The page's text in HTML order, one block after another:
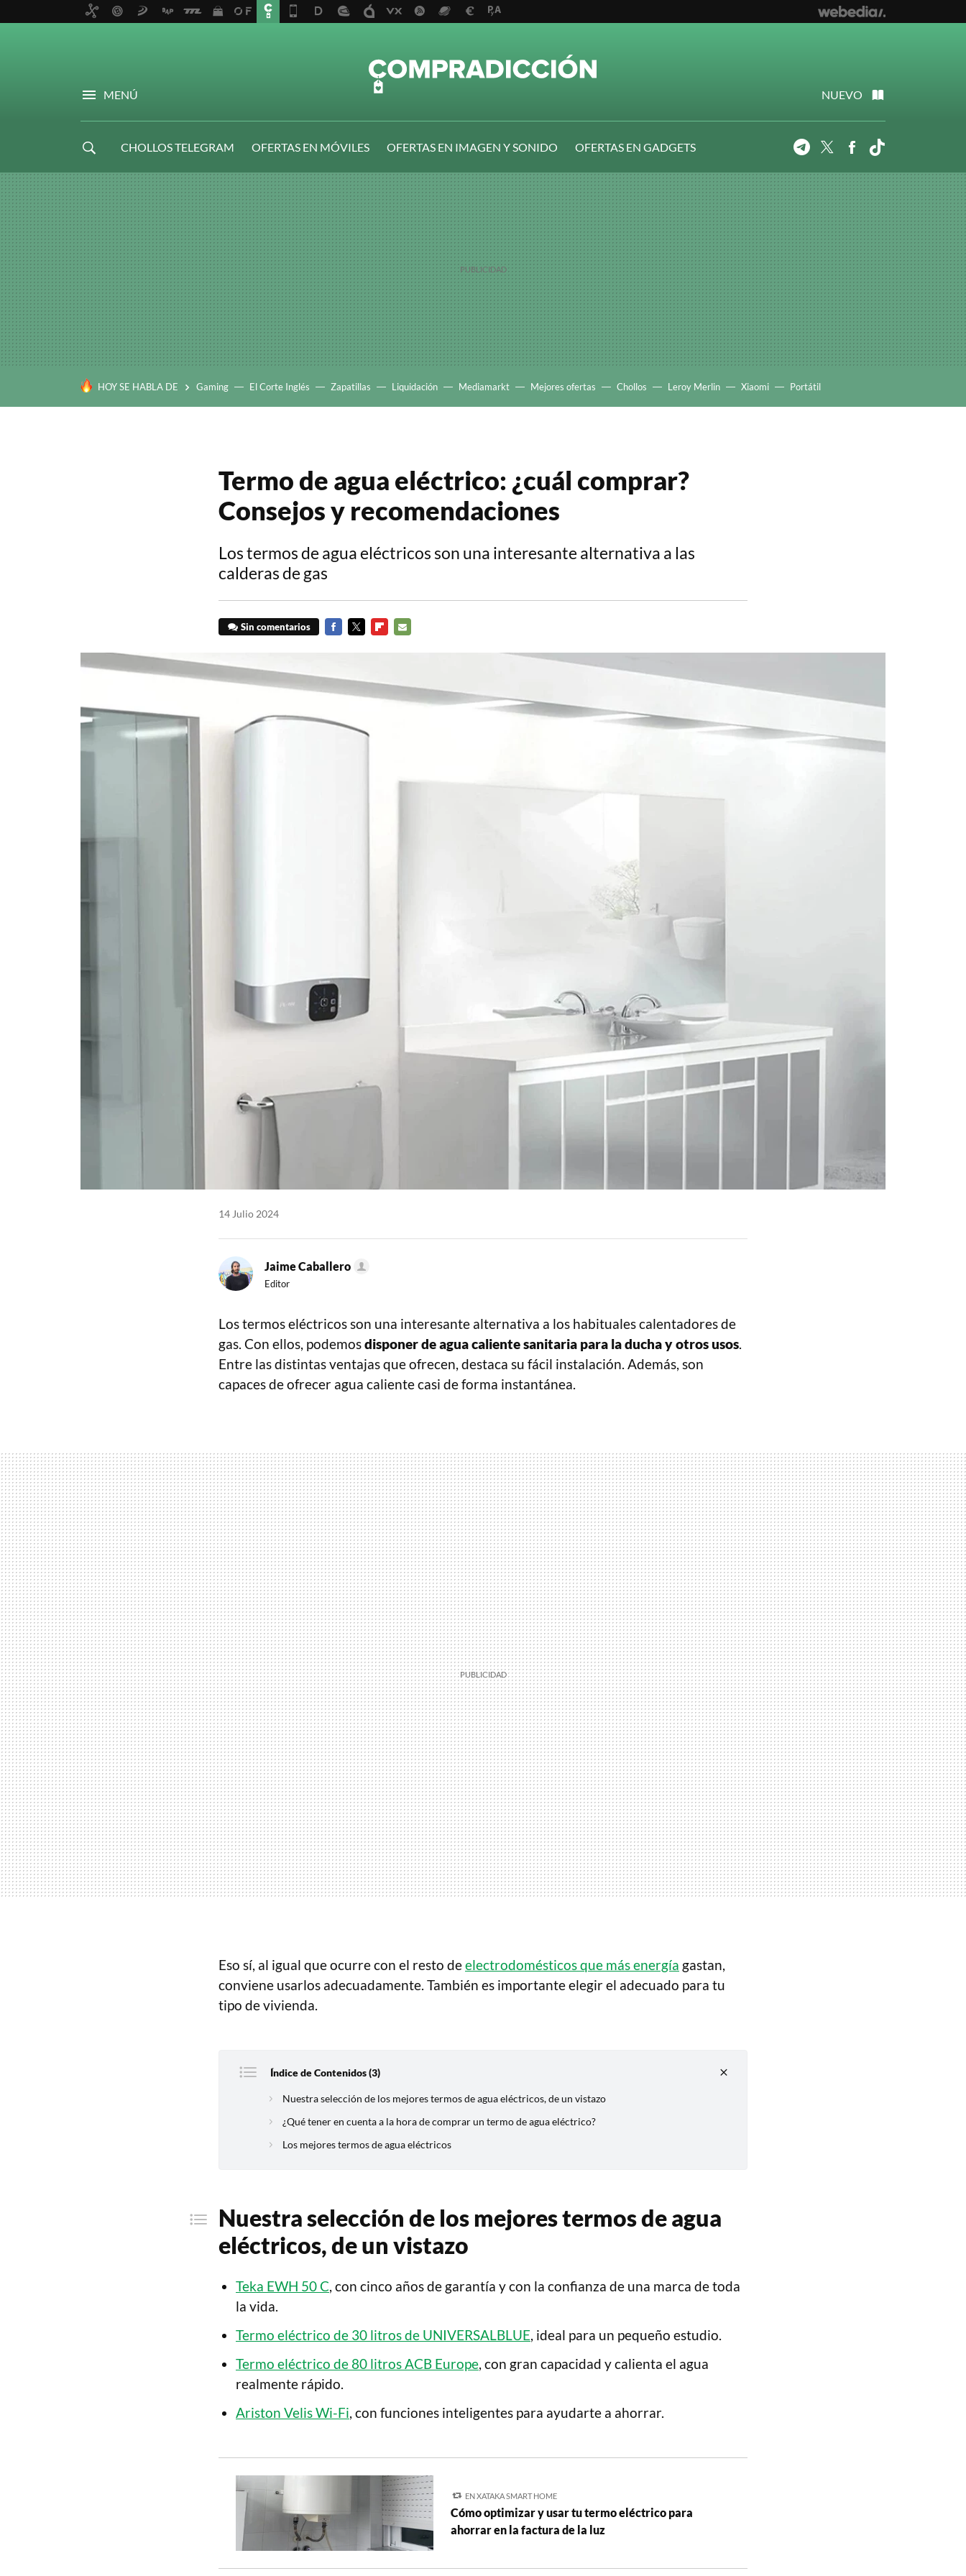
MENÚ NUEVO
CHOLLOS TELEGRAM OFERTAS EN MÓVILES OFERTAS EN IMAGEN Y SONIDO
OFERTAS EN GADGETS
TelegramTwitterFacebook
HOY SE HABLA DE Gaming El Corte Inglés Zapatillas Liquidación Mediamarkt Mejores ofertas Chollos Leroy Merlin Xiaomi Portátil
Termo de agua eléctrico: ¿cuál comprar?
Consejos y recomendaciones
Los termos de agua eléctricos son una interesante alternativa a las
calderas de gas
Sin comentarios
14 Julio 2024
Jaime Caballero
Editor
Los termos eléctricos son una interesante alternativa a los habituales calentadores de
gas. Con ellos, podemosdisponer de agua caliente sanitaria para la ducha y otros usos.
Entre las distintas ventajas que ofrecen, destaca su fácil instalación. Además, son
capaces de ofrecer agua caliente casi de forma instantánea.
Eso sí, al igual que ocurre con el resto deelectrodomésticos que más energía gastan,
conviene usarlos adecuadamente. También es importante elegir el adecuado para tu
tipo de vivienda.
Índice de Contenidos (3)
Nuestra selección de los mejores termos de agua eléctricos, de un vistazo
¿Qué tener en cuenta a la hora de comprar un termo de agua eléctrico?
Los mejores termos de agua eléctricos
Nuestra selección de los mejores termos de agua
eléctricos, de un vistazo
Teka EWH 50 C, con cinco años de garantía y con la confianza de una marca de toda
la vida.
Termo eléctrico de 30 litros de UNIVERSALBLUE, ideal para un pequeño estudio.
Termo eléctrico de 80 litros ACB Europe, con gran capacidad y calienta el agua
realmente rápido.
Ariston Velis Wi-Fi, con funciones inteligentes para ayudarte a ahorrar.
EN XATAKA SMART HOME
Cómo optimizar y usar tu termo eléctrico para
ahorrar en la factura de la luz